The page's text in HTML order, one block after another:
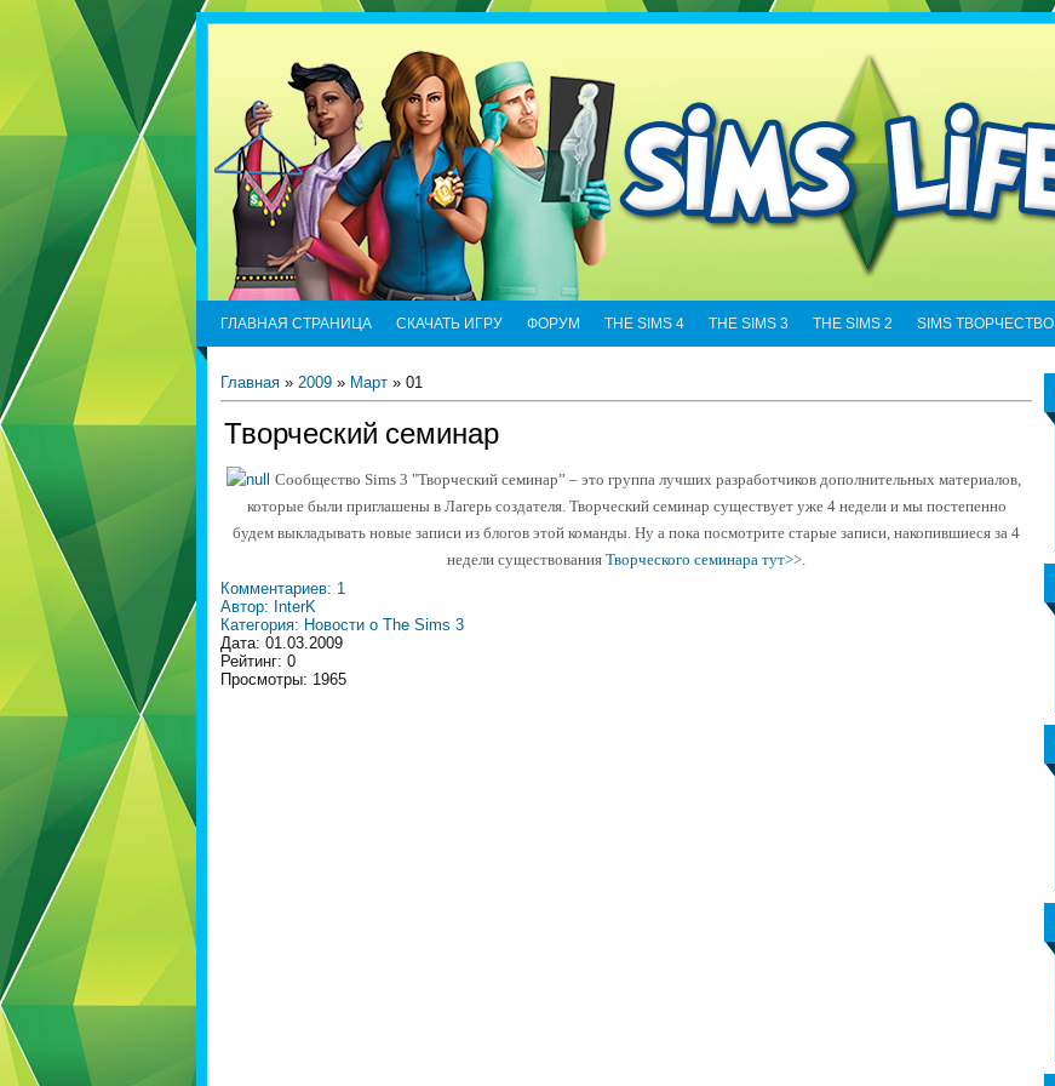
ГЛАВНАЯ СТРАНИЦА СКАЧАТЬ ИГРУ ФОРУМ THE SIMS 4 THE SIMS 3 THE SIMS 2 SIMS ТВОРЧЕСТВО
Главная » 2009 » Март » 01
Творческий семинар
Сообщество Sims 3 "Творческий семинар” – это группа лучших разработчиков дополнительных материалов,
которые были приглашены в Лагерь создателя. Творческий семинар существует уже 4 недели и мы постепенно
будем выкладывать новые записи из блогов этой команды. Ну а пока посмотрите старые записи, накопившиеся за 4
недели существования Творческого семинара тут>>.
Комментариев: 1
Автор: InterK
Категория: Новости о The Sims 3
Дата: 01.03.2009
Рейтинг: 0
Просмотры: 1965